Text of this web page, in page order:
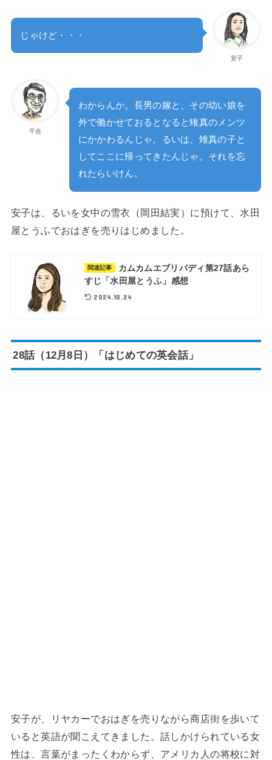
安子
じゃけど・・・
千吉
わからんか。長男の嫁と、その幼い娘を
外で働かせておるとなると雉真のメンツ
にかかわるんじゃ。るいは、雉真の子と
してここに帰ってきたんじゃ。それを忘
れたらいけん。
安子は、るいを女中の雪衣（岡田結実）に預けて、水田
屋とうふでおはぎを売りはじめました。
関連記事
カムカムエブリバディ第27話あら
すじ「水田屋とうふ」感想
2024.10.24
28話（12月8日）「はじめての英会話」
安子が、リヤカーでおはぎを売りながら商店街を歩いて
いると英語が聞こえてきました。話しかけられている女
性は、言葉がまったくわからず、アメリカ人の将校に対